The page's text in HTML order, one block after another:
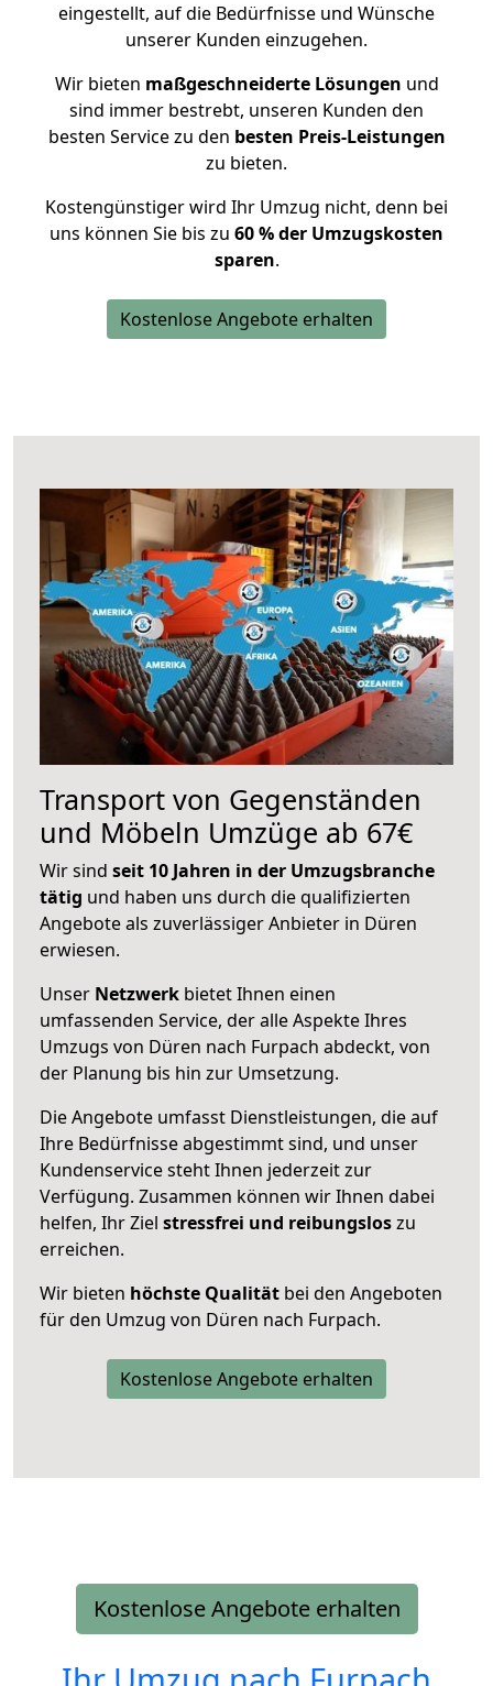
eingestellt, auf die Bedürfnisse und Wünsche
unserer Kunden einzugehen.
Wir bieten maßgeschneiderte Lösungen und
sind immer bestrebt, unseren Kunden den
besten Service zu den besten Preis-Leistungen
zu bieten.
Kostengünstiger wird Ihr Umzug nicht, denn bei
uns können Sie bis zu 60 % der Umzugskosten
sparen.
Kostenlose Angebote erhalten
Transport von Gegenständen
und Möbeln Umzüge ab 67€
Wir sind seit 10 Jahren in der Umzugsbranche
tätig und haben uns durch die qualifizierten
Angebote als zuverlässiger Anbieter in Düren
erwiesen.
Unser Netzwerk bietet Ihnen einen
umfassenden Service, der alle Aspekte Ihres
Umzugs von Düren nach Furpach abdeckt, von
der Planung bis hin zur Umsetzung.
Die Angebote umfasst Dienstleistungen, die auf
Ihre Bedürfnisse abgestimmt sind, und unser
Kundenservice steht Ihnen jederzeit zur
Verfügung. Zusammen können wir Ihnen dabei
helfen, Ihr Ziel stressfrei und reibungsloszu
erreichen.
Wir bieten höchste Qualität bei den Angeboten
für den Umzug von Düren nach Furpach.
Kostenlose Angebote erhalten
Kostenlose Angebote erhalten